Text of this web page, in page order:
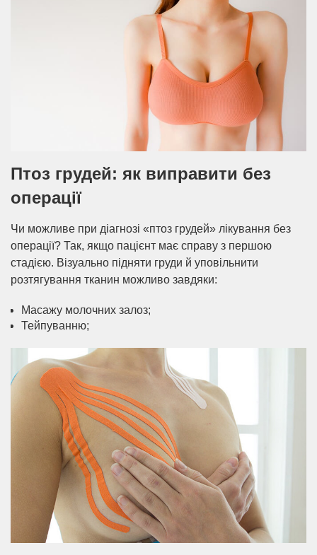
Птоз грудей: як виправити без
операції
Чи можливе при діагнозі «птоз грудей» лікування без
операції? Так, якщо пацієнт має справу з першою
стадією. Візуально підняти груди й уповільнити
розтягування тканин можливо завдяки:
Масажу молочних залоз;
Тейпуванню;